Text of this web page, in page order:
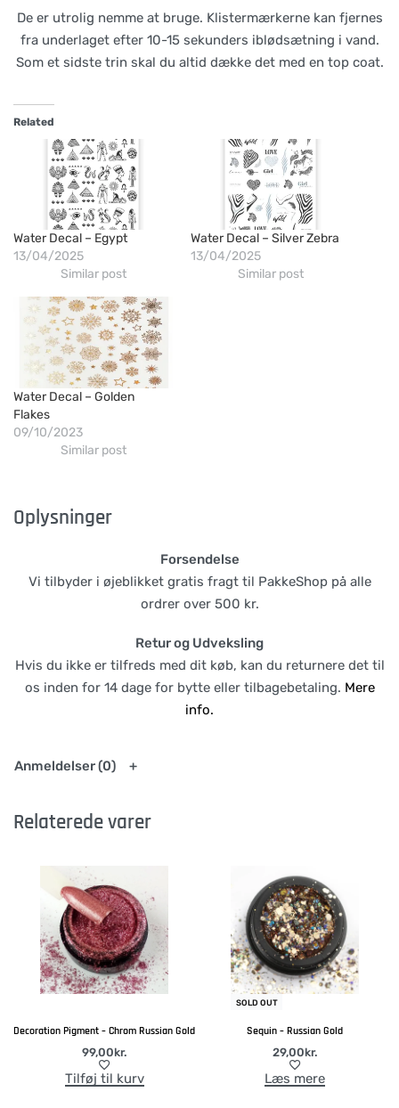
De er utrolig nemme at bruge. Klistermærkerne kan fjernes
fra underlaget efter 10-15 sekunders iblødsætning i vand.
Som et sidste trin skal du altid dække det med en top coat.
Related
Water Decal – Egypt
13/04/2025
Similar post
Water Decal – Silver Zebra
13/04/2025
Similar post
Water Decal – Golden
Flakes
09/10/2023
Similar post
Oplysninger
Forsendelse
Vi tilbyder i øjeblikket gratis fragt til PakkeShop på alle
ordrer over 500 kr.
Retur og Udveksling
Hvis du ikke er tilfreds med dit køb, kan du returnere det til
os inden for 14 dage for bytte eller tilbagebetaling. Mere
info.
Anmeldelser (0)
Relaterede varer
Decoration Pigment – Chrom Russian Gold
99,00kr.
Tilføj til kurv
SOLD OUT
Sequin – Russian Gold
29,00kr.
Læs mere